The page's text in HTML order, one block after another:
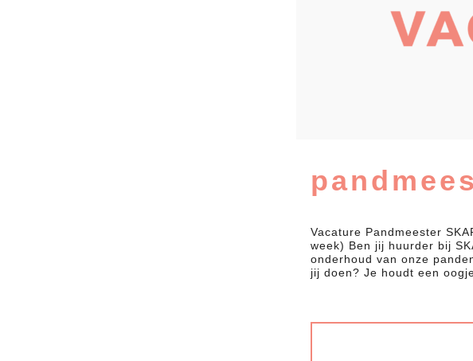
Vacature Pandmeester
week) Ben jij huurder bij
onderhoud van onze
jij doen? Je houdt een